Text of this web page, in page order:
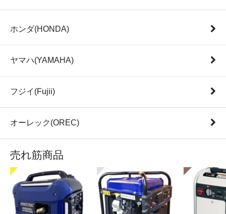
ホンダ(HONDA)
ヤマハ(YAMAHA)
フジイ(Fujii)
オーレック(OREC)
売れ筋商品